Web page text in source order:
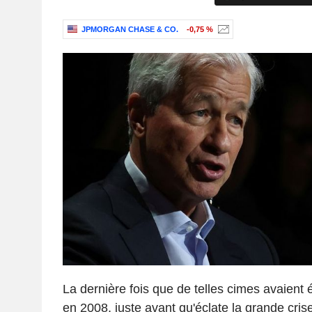
JPMORGAN CHASE & CO. -0,75 %
La dernière fois que de telles cimes avaient
en 2008, juste avant qu'éclate la grande